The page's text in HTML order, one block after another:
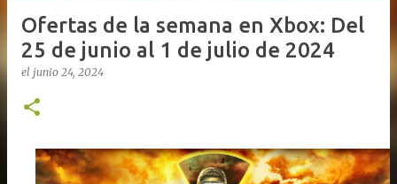
Ofertas de la semana en Xbox: Del
25 de junio al 1 de julio de 2024
el junio 24, 2024